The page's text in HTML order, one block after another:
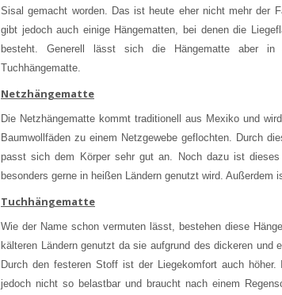
Sisal gemacht worden. Das ist heute eher nicht mehr der
gibt jedoch auch einige Hängematten, bei denen die
besteht. Generell lässt sich die Hängematte aber
Tuchhängematte.
Netzhängematte
Die Netzhängematte kommt traditionell aus Mexiko und
Baumwollfäden zu einem Netzgewebe geflochten. Durch
passt sich dem Körper sehr gut an. Noch dazu ist
besonders gerne in heißen Ländern genutzt wird. Außerdem
Tuchhängematte
Wie der Name schon vermuten lässt, bestehen diese
kälteren Ländern genutzt da sie aufgrund des dickeren
Durch den festeren Stoff ist der Liegekomfort auch
jedoch nicht so belastbar und braucht nach einem